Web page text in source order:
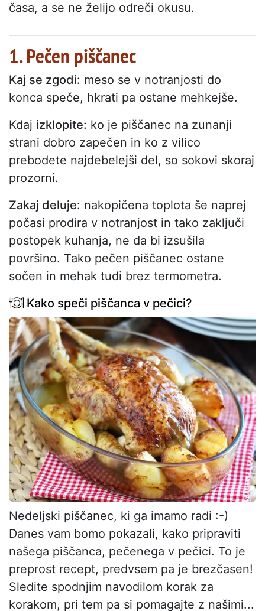
časa, a se ne želijo odreči okusu.
1. Pečen piščanec
Kaj se zgodi: meso se v notranjosti do
konca speče, hkrati pa ostane mehkejše.
Kdaj izklopite: ko je piščanec na zunanji
strani dobro zapečen in ko z vilico
prebodete najdebelejši del, so sokovi skoraj
prozorni.
Zakaj deluje: nakopičena toplota še naprej
počasi prodira v notranjost in tako zaključi
postopek kuhanja, ne da bi izsušila
površino. Tako pečen piščanec ostane
sočen in mehak tudi brez termometra.
Kako speči piščanca v pečici?
Nedeljski piščanec, ki ga imamo radi :-)
Danes vam bomo pokazali, kako pripraviti
našega piščanca, pečenega v pečici. To je
preprost recept, predvsem pa je brezčasen!
Sledite spodnjim navodilom korak za
korakom, pri tem pa si pomagajte z našimi...